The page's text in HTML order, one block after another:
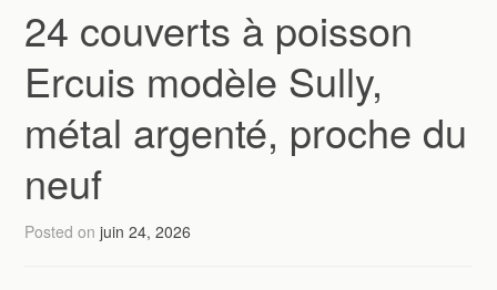
24 couverts à poisson
Ercuis modèle Sully,
métal argenté, proche du
neuf
Posted onjuin 24, 2026